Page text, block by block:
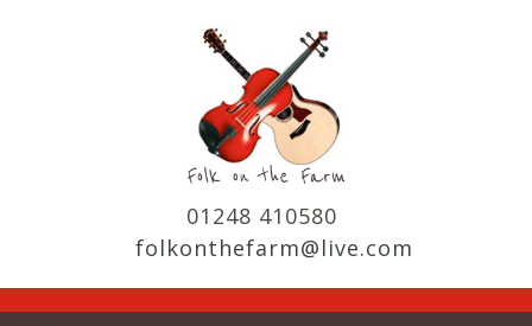
01248 410580
folkonthefarm@live.com